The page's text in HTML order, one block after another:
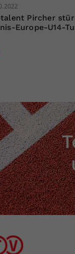
Pircher
Europe-U14-